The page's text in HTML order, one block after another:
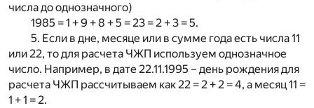
числа до однозначного)
1985 = 1 + 9 + 8 + 5 = 23 = 2 + 3 = 5.
5. Если в дне, месяце или в сумме года есть числа 11
или 22, то для расчета ЧЖП используем однозначное
число. Например, в дате 22.11.1995 – день рождения для
расчета ЧЖП рассчитываем как 22 = 2 + 2 = 4, а месяц 11 =
1 + 1 = 2.